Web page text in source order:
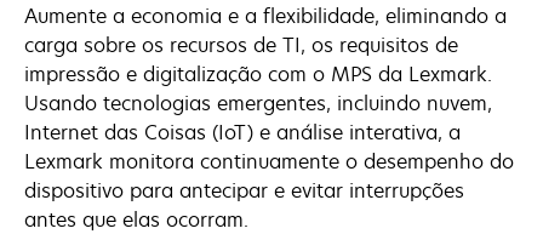
Aumente a economia e a flexibilidade, eliminando a
carga sobre os recursos de TI, os requisitos de
impressão e digitalização com o MPS da Lexmark.
Usando tecnologias emergentes, incluindo nuvem,
Internet das Coisas (IoT) e análise interativa, a
Lexmark monitora continuamente o desempenho do
dispositivo para antecipar e evitar interrupções
antes que elas ocorram.